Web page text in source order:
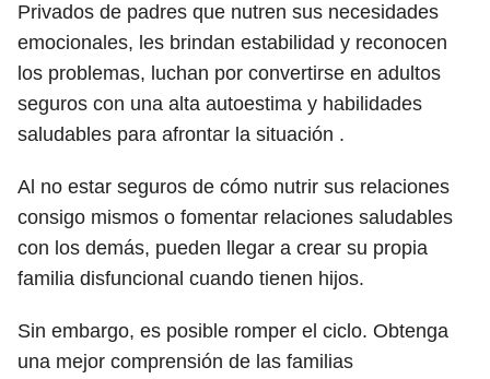
Privados de padres que nutren sus necesidades
emocionales, les brindan estabilidad y reconocen
los problemas, luchan por convertirse en adultos
seguros con una alta autoestima y habilidades
saludables para afrontar la situación .
Al no estar seguros de cómo nutrir sus relaciones
consigo mismos o fomentar relaciones saludables
con los demás, pueden llegar a crear su propia
familia disfuncional cuando tienen hijos.
Sin embargo, es posible romper el ciclo. Obtenga
una mejor comprensión de las familias